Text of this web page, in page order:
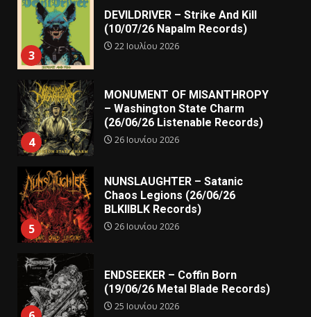
3
DEVILDRIVER – Strike And Kill
(10/07/26 Napalm Records)
22 Ιουλίου 2026
4
MONUMENT OF MISANTHROPY
– Washington State Charm
(26/06/26 Listenable Records)
26 Ιουνίου 2026
5
NUNSLAUGHTER – Satanic
Chaos Legions (26/06/26
BLKIIBLK Records)
26 Ιουνίου 2026
ENDSEEKER – Coffin Born
(19/06/26 Metal Blade Records)
25 Ιουνίου 2026